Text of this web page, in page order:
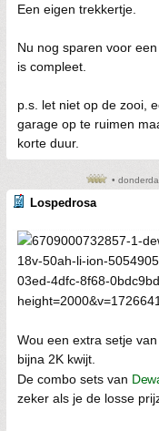
Een eigen trekkertje.
Nu nog sparen voor
is compleet.
p.s. let niet op de zooi,
garage op te ruimen
korte duur.
•
Lospedrosa
Wou een extra setje van
bijna 2K kwijt.
De combo sets van
zeker als je de losse